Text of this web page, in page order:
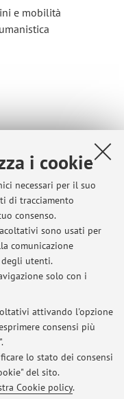
i cookie
necessari per il suo
di tracciamento
consenso.
sono usati per
comunicazione
utenti.
solo con i
attivando l'opzione
consensi più
lo stato dei consensi
del sito.
Cookie policy.
e mobilità
di Gaza